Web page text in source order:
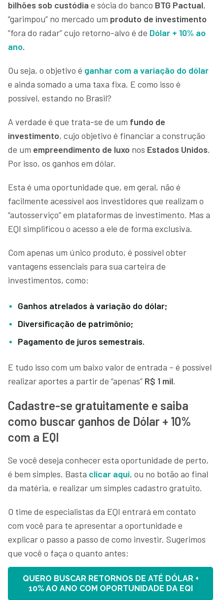
bilhões sob custódia e sócia do banco BTG Pactual,
“garimpou” no mercado um produto de investimento
“fora do radar” cujo retorno-alvo é de Dólar + 10% ao
ano.
Ou seja, o objetivo é ganhar com a variação do dólar
e ainda somado a uma taxa fixa. E como isso é
possível, estando no Brasil?
A verdade é que trata-se de um fundo de
investimento, cujo objetivo é financiar a construção
de um empreendimento de luxo nos Estados Unidos.
Por isso, os ganhos em dólar.
Esta é uma oportunidade que, em geral, não é
facilmente acessível aos investidores que realizam o
“autosserviço” em plataformas de investimento. Mas a
EQI simplificou o acesso a ele de forma exclusiva.
Com apenas um único produto, é possível obter
vantagens essenciais para sua carteira de
investimentos, como:
Ganhos atrelados à variação do dólar;
Diversificação de patrimônio;
Pagamento de juros semestrais.
E tudo isso com um baixo valor de entrada – é possível
realizar aportes a partir de “apenas” R$ 1 mil.
Cadastre-se gratuitamente e saiba
como buscar ganhos de Dólar + 10%
com a EQI
Se você deseja conhecer esta oportunidade de perto,
é bem simples. Basta clicar aqui, ou no botão ao final
da matéria, e realizar um simples cadastro gratuito.
O time de especialistas da EQI entrará em contato
com você para te apresentar a oportunidade e
explicar o passo a passo de como investir. Sugerimos
que você o faça o quanto antes:
QUERO BUSCAR RETORNOS DE ATÉ DÓLAR +
10% AO ANO COM OPORTUNIDADE DA EQI